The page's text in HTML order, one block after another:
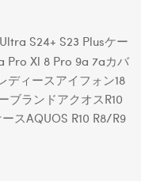
S24+ S23 Plusケー
Pro Xl 8 Pro 9a 7aカバ
ディースアイフォン18
ブランドアクオスR10
スAQUOS R10 R8/R9